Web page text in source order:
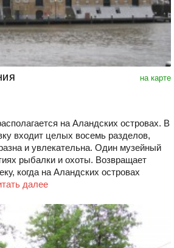
на карте
на Аландских островах. В
входит целых восемь разделов,
и увлекательна. Один музейный
рыбалки и охоты. Возвращает
когда на Аландских островах
далее